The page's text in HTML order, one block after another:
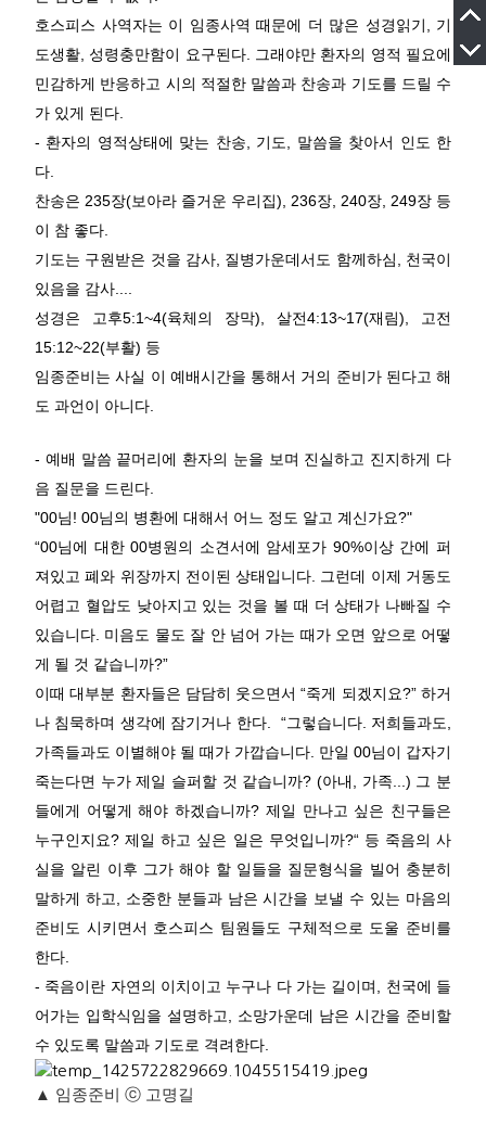
호스피스 사역자는 이 임종사역 때문에 더 많은 성경읽기, 기
도생활, 성령충만함이 요구된다. 그래야만 환자의 영적 필요에
민감하게 반응하고 시의 적절한 말씀과 찬송과 기도를 드릴 수
가 있게 된다.
- 환자의 영적상태에 맞는 찬송, 기도, 말씀을 찾아서 인도 한
다.
찬송은 235장(보아라 즐거운 우리집), 236장, 240장, 249장 등
이 참 좋다.
기도는 구원받은 것을 감사, 질병가운데서도 함께하심, 천국이
있음을 감사....
성경은 고후5:1~4(육체의 장막), 살전4:13~17(재림), 고전
15:12~22(부활) 등
임종준비는 사실 이 예배시간을 통해서 거의 준비가 된다고 해
도 과언이 아니다.
- 예배 말씀 끝머리에 환자의 눈을 보며 진실하고 진지하게 다
음 질문을 드린다.
"00님! 00님의 병환에 대해서 어느 정도 알고 계신가요?"
“00님에 대한 00병원의 소견서에 암세포가 90%이상 간에 퍼
져있고 폐와 위장까지 전이된 상태입니다. 그런데 이제 거동도
어렵고 혈압도 낮아지고 있는 것을 볼 때 더 상태가 나빠질 수
있습니다. 미음도 물도 잘 안 넘어 가는 때가 오면 앞으로 어떻
게 될 것 같습니까?”
이때 대부분 환자들은 담담히 웃으면서 “죽게 되겠지요?” 하거
나 침묵하며 생각에 잠기거나 한다. “그렇습니다. 저희들과도,
가족들과도 이별해야 될 때가 가깝습니다. 만일 00님이 갑자기
죽는다면 누가 제일 슬퍼할 것 같습니까? (아내, 가족...) 그 분
들에게 어떻게 해야 하겠습니까? 제일 만나고 싶은 친구들은
누구인지요?제일 하고 싶은 일은 무엇입니까?“ 등 죽음의 사
실을 알린 이후 그가 해야 할 일들을 질문형식을 빌어 충분히
말하게 하고, 소중한 분들과 남은 시간을 보낼 수 있는 마음의
준비도 시키면서 호스피스 팀원들도 구체적으로 도울 준비를
한다.
- 죽음이란 자연의 이치이고 누구나 다 가는 길이며, 천국에 들
어가는 입학식임을 설명하고, 소망가운데 남은 시간을 준비할
수 있도록 말씀과 기도로 격려한다.
▲ 임종준비 ⓒ 고명길